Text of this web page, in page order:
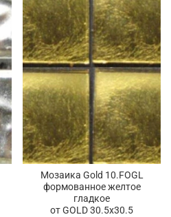
Мозаика Gold 10.FOGL
формованное желтое
гладкое
от GOLD 30.5x30.5